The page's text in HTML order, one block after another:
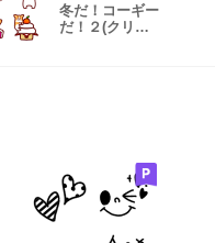
冬だ！コーギー
だ！２(クリス